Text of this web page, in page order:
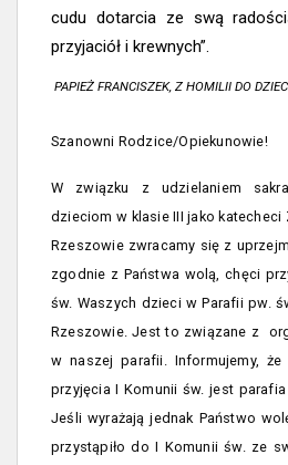
cudu dotarcia ze swą
przyjaciół i krewnych”.
PAPIEŻ FRANCISZEK, Z HOMILII DO
Szanowni Rodzice/Opiekunowie!
W związku z udzielaniem
dzieciom w klasie III jako katecheci
Rzeszowie zwracamy się z
zgodnie z Państwa wolą, chęci
św. Waszych dzieci w Parafii pw.
Rzeszowie. Jest to związane z
w naszej parafii. Informujemy, że
przyjęcia I Komunii św. jest parafia
Jeśli wyrażają jednak Państwo
przystąpiło do I Komunii św. ze